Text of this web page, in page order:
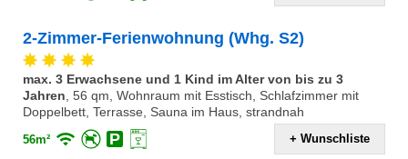
2-Zimmer-Ferienwohnung (Whg. S2)
max. 3 Erwachsene und 1 Kind im Alter von bis zu 3
Jahren, 56 qm, Wohnraum mit Esstisch, Schlafzimmer mit
Doppelbett, Terrasse, Sauna im Haus, strandnah
56m² + Wunschliste